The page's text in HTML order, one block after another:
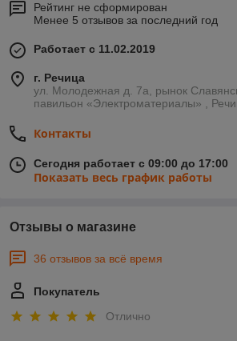
Рейтинг не сформирован
Менее 5 отзывов за последний год
Работает с 11.02.2019
г. Речица
ул. Молодежная д. 7а, рынок
павильон «Электроматериалы» ,
Контакты
Сегодня работает с 09:00 до 17:00
Показать весь график работы
Отзывы о магазине
36 отзывов за всё время
Покупатель
Отлично